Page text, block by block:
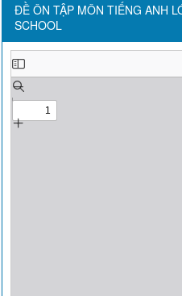
ĐỀ ÔN TẬP MÔN TIẾNG ANH
SCHOOL